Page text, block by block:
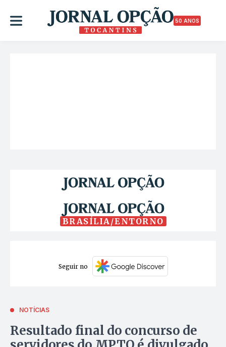
50 ANOS
BRASÍLIA/ENTORNO
Seguir no
NOTÍCIAS
Resultado final do concurso de